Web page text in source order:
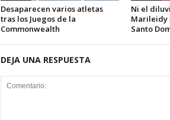
Desaparecen varios atletas
tras los Juegos de la
Commonwealth
Ni el
Marileidy
Santo
DEJA UNA RESPUESTA